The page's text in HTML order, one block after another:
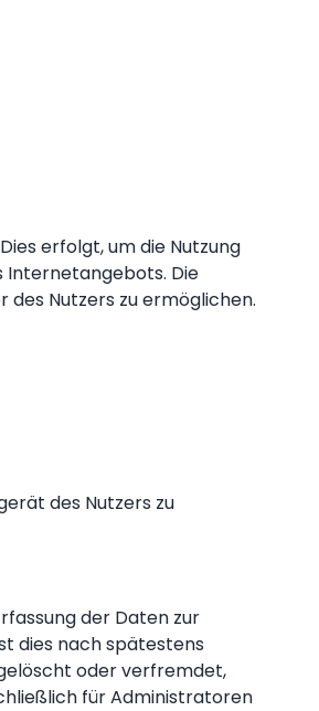
erfolgt, um die Nutzung
Internetangebots. Die
Nutzers zu ermöglichen.
des Nutzers zu
der Daten zur
dies nach spätestens
oder verfremdet,
für Administratoren